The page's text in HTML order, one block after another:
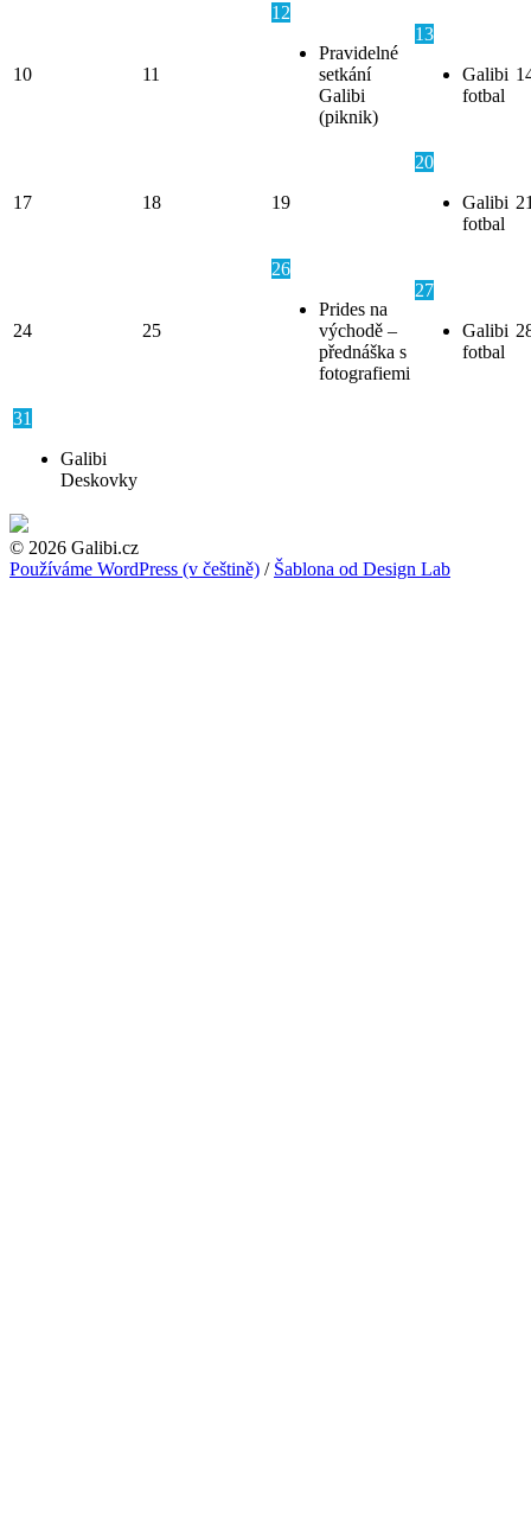
10 11
12
Pravidelné
setkání
Galibi
(piknik)
13
Galibi
fotbal
17 18 19
20
Galibi
fotbal
24 25
26
Prides na
východě –
přednáška s
fotografiemi
27
Galibi
fotbal
31
Galibi
Deskovky
© 2026 Galibi.cz
Používáme WordPress (v češtině) / Šablona od Design Lab